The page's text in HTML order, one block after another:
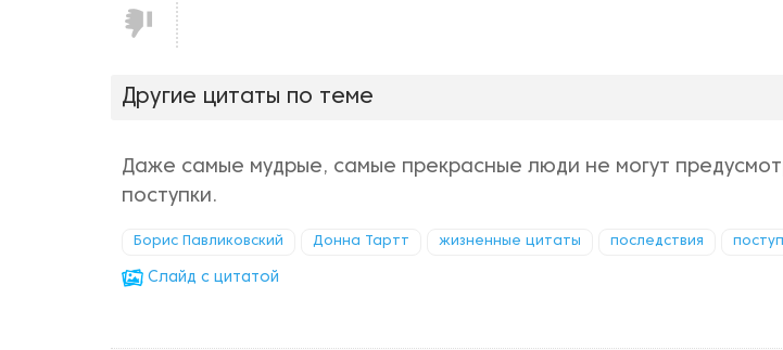
Не
нравится!
Другие цитаты по теме
Даже самые мудрые, самые прекрасные люди не могут
поступки.
Борис Павликовский Донна Тартт жизненные цитаты последствия
Cлайд с цитатой